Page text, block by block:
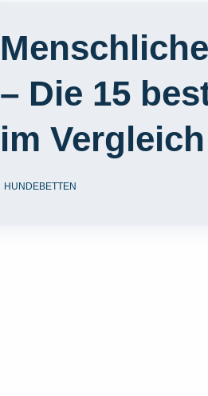
– Die 15
im Vergleich
HUNDEBETTEN